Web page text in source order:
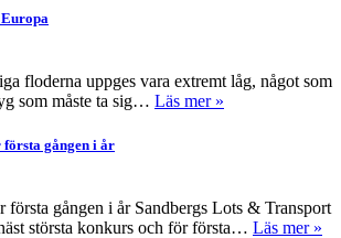
floderna uppges vara extremt låg, något som
som måste ta sig… Läs mer »
gången i år
första gången i år Sandbergs Lots & Transport
största konkurs och för första… Läs mer »